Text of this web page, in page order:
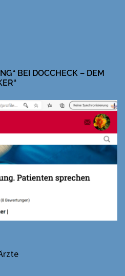
BEI DOCCHECK – DEM